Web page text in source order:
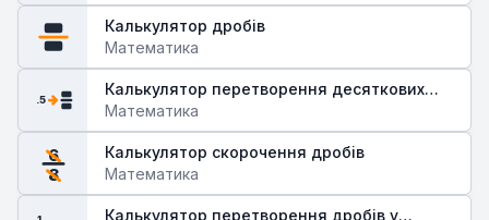
Калькулятор дробів
Математика
.5
Калькулятор перетворення десяткових
дробів у звичайні
Математика
6
8
Калькулятор скорочення дробів
Математика
Калькулятор перетворення дробів у